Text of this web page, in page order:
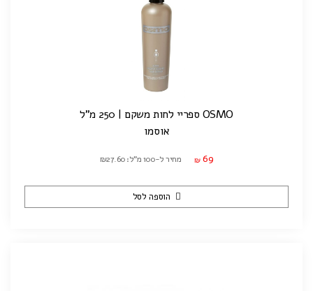
OSMO ספריי לחות משקם | 250 מ"ל
אוסמו
₪ 69 מחיר ל-100 מ"ל: ₪27.60
הוספה לסל